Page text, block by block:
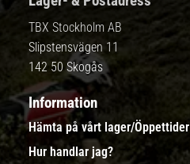
TBX Stockholm AB
Slipstensvägen 11
142 50 Skogås
Information
Hämta på vårt lager/Öppettider
Hur handlar jag?